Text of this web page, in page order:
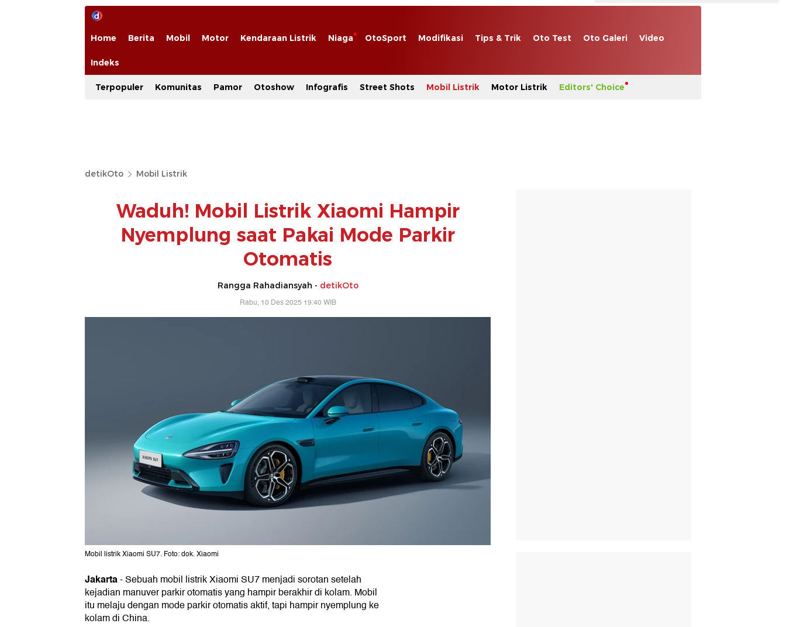
Home Berita Mobil Motor Kendaraan Listrik Niaga OtoSport Modifikasi Tips & Trik Oto Test Oto Galeri Video
Indeks
Terpopuler Komunitas Pamor Otoshow Infografis Street Shots Mobil Listrik Motor Listrik Editors' Choice
detikOto Mobil Listrik
Waduh! Mobil Listrik Xiaomi Hampir
Nyemplung saat Pakai Mode Parkir
Otomatis
Rangga Rahadiansyah - detikOto
Rabu, 10 Des 2025 19:40 WIB
Mobil listrik Xiaomi SU7. Foto: dok. Xiaomi
Jakarta-Sebuah mobil listrik Xiaomi SU7 menjadi sorotan setelah
kejadian manuver parkir otomatis yang hampir berakhir di kolam. Mobil
itu melaju dengan mode parkir otomatis aktif, tapi hampir nyemplung ke
kolam di China.